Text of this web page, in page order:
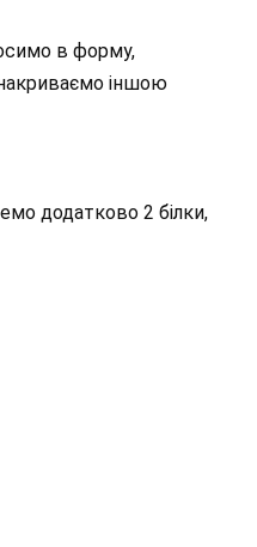
в форму,
іншою
додатково 2 білки,